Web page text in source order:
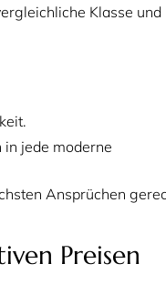
Klasse und
jede moderne
Ansprüchen
Preisen